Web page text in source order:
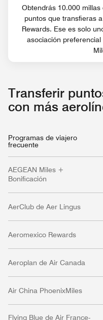
Obtendrás 10.000
puntos que transfieras
Rewards. Ese es solo
asociación
Transferir
con más
Programas de viajero
frecuente
AEGEAN Miles +
Bonificación
AerClub de Aer Lingus
Aeromexico Rewards
Aeroplan de Air Canada
Air China PhoenixMiles
Flying Blue de Air France-